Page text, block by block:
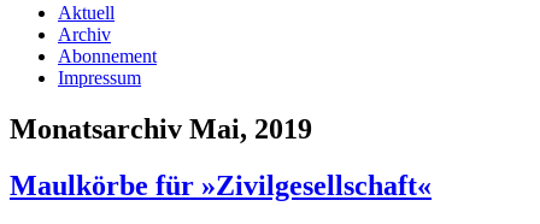
Aktuell
Archiv
Abonnement
Impressum
Monatsarchiv Mai, 2019
Maulkörbe für »Zivilgesellschaft«